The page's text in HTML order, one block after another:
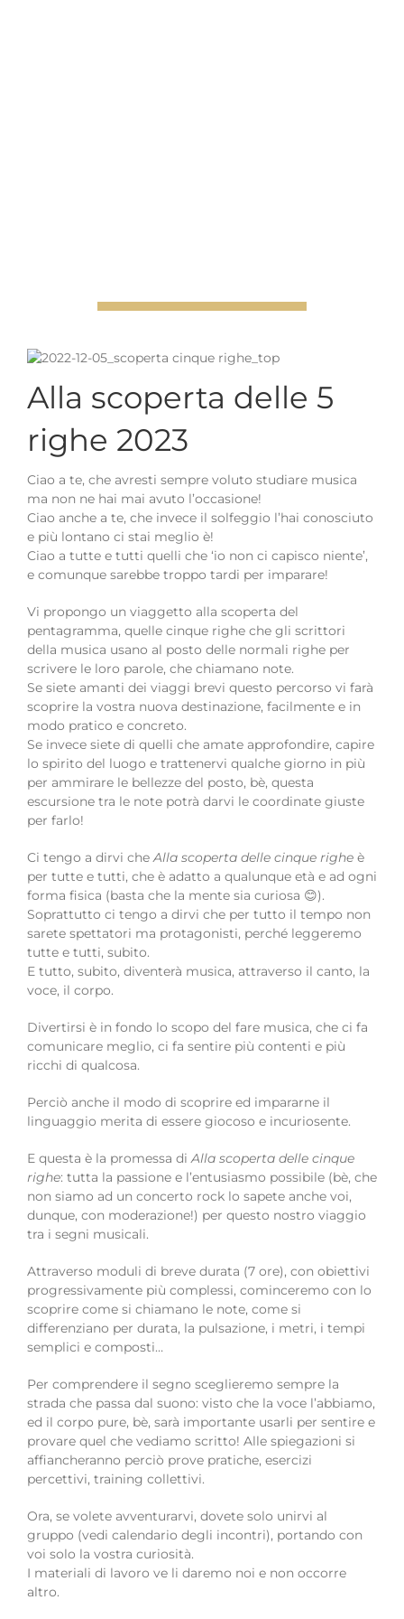
Alla scoperta delle 5
righe 2023
Ciao a te, che avresti sempre voluto studiare musica
ma non ne hai mai avuto l’occasione!
Ciao anche a te, che invece il solfeggio l’hai conosciuto
e più lontano ci stai meglio è!
Ciao a tutte e tutti quelli che ‘io non ci capisco niente’,
e comunque sarebbe troppo tardi per imparare!
Vi propongo un viaggetto alla scoperta del
pentagramma, quelle cinque righe che gli scrittori
della musica usano al posto delle normali righe per
scrivere le loro parole, che chiamano note.
Se siete amanti dei viaggi brevi questo percorso vi farà
scoprire la vostra nuova destinazione, facilmente e in
modo pratico e concreto.
Se invece siete di quelli che amate approfondire, capire
lo spirito del luogo e trattenervi qualche giorno in più
per ammirare le bellezze del posto, bè, questa
escursione tra le note potrà darvi le coordinate giuste
per farlo!
Ci tengo a dirvi cheAlla scoperta delle cinque righe è
per tutte e tutti, che è adatto a qualunque età e ad ogni
forma fisica (basta che la mente sia curiosa 😊).
Soprattutto ci tengo a dirvi che per tutto il tempo non
sarete spettatori ma protagonisti, perché leggeremo
tutte e tutti, subito.
E tutto, subito, diventerà musica, attraverso il canto, la
voce, il corpo.
Divertirsi è in fondo lo scopo del fare musica, che ci fa
comunicare meglio, ci fa sentire più contenti e più
ricchi di qualcosa.
Perciò anche il modo di scoprire ed impararne il
linguaggio merita di essere giocoso e incuriosente.
E questa è la promessa diAlla scoperta delle cinque
righe: tutta la passione e l’entusiasmo possibile (bè, che
non siamo ad un concerto rock lo sapete anche voi,
dunque, con moderazione!) per questo nostro viaggio
tra i segni musicali.
Attraverso moduli di breve durata (7 ore), con obiettivi
progressivamente più complessi, cominceremo con lo
scoprire come si chiamano le note, come si
differenziano per durata, la pulsazione, i metri, i tempi
semplici e composti…
Per comprendere il segno sceglieremo sempre la
strada che passa dal suono: visto che la voce l’abbiamo,
ed il corpo pure, bè, sarà importante usarli per sentire e
provare quel che vediamo scritto! Alle spiegazioni si
affiancheranno perciò prove pratiche, esercizi
percettivi, training collettivi.
Ora, se volete avventurarvi, dovete solo unirvi al
gruppo (vedi calendario degli incontri), portando con
voi solo la vostra curiosità.
I materiali di lavoro ve li daremo noi e non occorre
altro.